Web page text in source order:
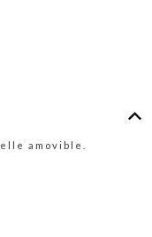
amovible.